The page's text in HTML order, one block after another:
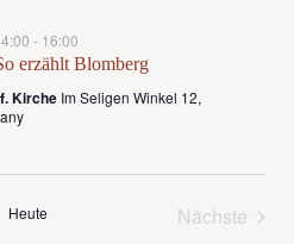
- 16:00
erzählt Blomberg
Kirche Im Seligen Winkel 12,
Heute
Nächste